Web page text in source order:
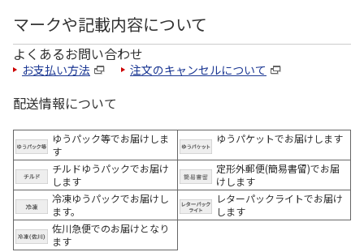
マークや記載内容について
よくあるお問い合わせ
お支払い方法 注文のキャンセルについて
配送情報について
ゆうパック等でお届けしま
す
ゆうパケットでお届けします
チルドゆうパックでお届け
します
定形外郵便(簡易書留)でお届
けします
冷凍ゆうパックでお届けし
ます。
レターパックライトでお届け
します
佐川急便でのお届けとなり
ます